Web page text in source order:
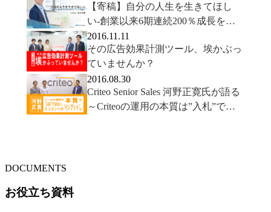
【寄稿】自分の人生を生きてほし
い-創業以来6期連続200％成長を遂
げるオーリーズの組織論-
2016.11.11
その広告効果計測ツール、埃かぶっ
ていませんか？
2016.08.30
Criteo Senior Sales 河野正寛氏が語る
～Criteoの運用の本質は”入札”では
DOCUMENTS
お役立ち資料